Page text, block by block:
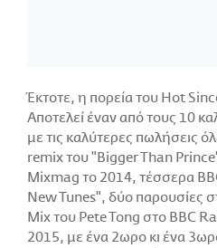
Έκτοτε, η πορεία του Hot
Αποτελεί έναν από τους 10
με τις καλύτερες πωλήσεις
remix του "Bigger Than
Mixmag το 2014, τέσσερα
New Tunes", δύο παρουσίες
Mix του Pete Tong στο BBC
2015, με ένα 2ωρο κι ένα